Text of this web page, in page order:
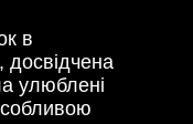
в
досвідчена
улюблені